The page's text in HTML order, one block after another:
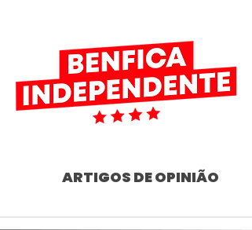
ARTIGOS DE OPINIÃO